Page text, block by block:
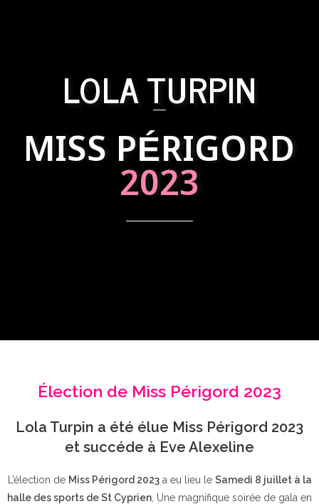
LOLA TURPIN
MISS PÉRIGORD
2023
Élection de Miss Périgord 2023
Lola Turpin a été élue Miss Périgord 2023
et succéde à Eve Alexeline
L’élection de Miss Périgord 2023a eu lieu le Samedi 8 juillet à la
halle des sports de St Cyprien , Une magnifique soirée de gala en